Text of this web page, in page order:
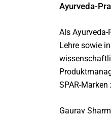
Ayurveda-
Als
Lehre sowie
SPAR-
Gaurav